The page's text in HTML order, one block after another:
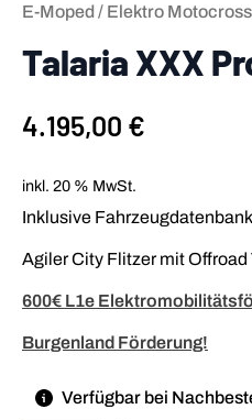
E-Moped / Elektro Motocross
Talaria XXX
4.195,00 €
inkl. 20 % MwSt.
Inklusive
Agiler City Flitzer mit Offroad
600€ L1e
Burgenland Förderung!
Verfügbar bei